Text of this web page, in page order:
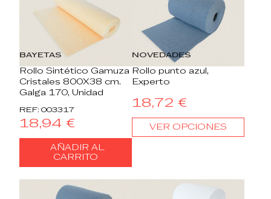
BAYETAS
Rollo Sintético Gamuza
Cristales 800X38 cm.
Galga 170, Unidad
REF: 003317
18,94 €
AÑADIR AL
CARRITO
NOVEDADES
Rollo punto azul,
Experto
18,72 €
VER OPCIONES